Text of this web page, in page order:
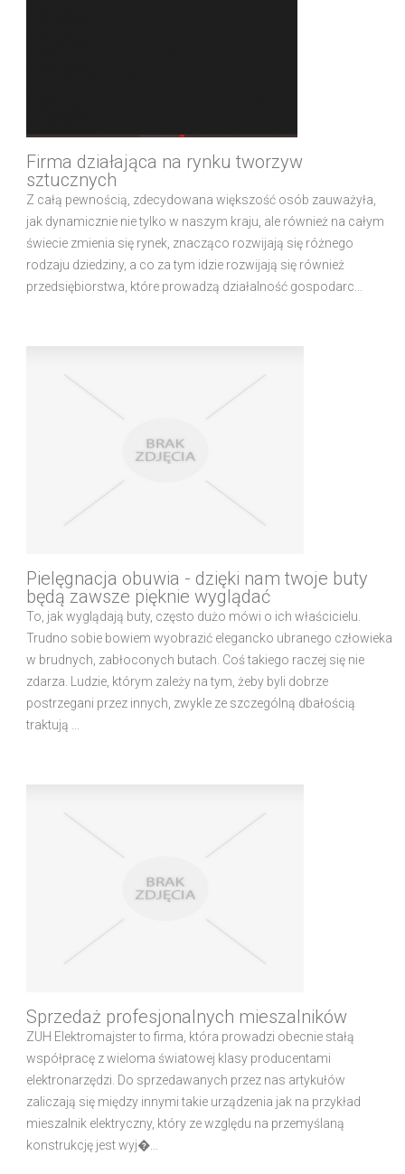
Firma działająca na rynku tworzyw
sztucznych
Z całą pewnością, zdecydowana większość osób zauważyła,
jak dynamicznie nie tylko w naszym kraju, ale również na całym
świecie zmienia się rynek, znacząco rozwijają się różnego
rodzaju dziedziny, a co za tym idzie rozwijają się również
przedsiębiorstwa, które prowadzą działalność gospodarc...
Pielęgnacja obuwia - dzięki nam twoje buty
będą zawsze pięknie wyglądać
To, jak wyglądają buty, często dużo mówi o ich właścicielu.
Trudno sobie bowiem wyobrazić elegancko ubranego człowieka
w brudnych, zabłoconych butach. Coś takiego raczej się nie
zdarza. Ludzie, którym zależy na tym, żeby byli dobrze
postrzegani przez innych, zwykle ze szczególną dbałością
traktują ...
Sprzedaż profesjonalnych mieszalników
ZUH Elektromajster to firma, która prowadzi obecnie stałą
współpracę z wieloma światowej klasy producentami
elektronarzędzi. Do sprzedawanych przez nas artykułów
zaliczają się między innymi takie urządzenia jak na przykład
mieszalnik elektryczny, który ze względu na przemyślaną
konstrukcję jest wyj�...